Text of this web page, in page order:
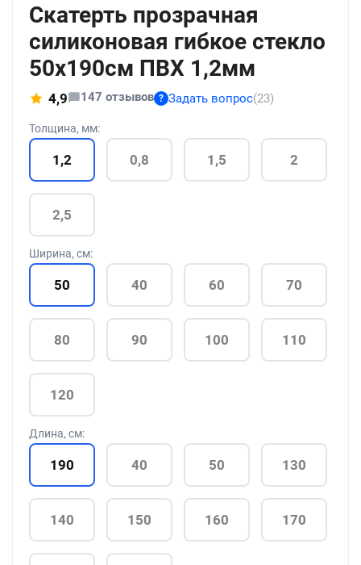
Скатерть прозрачная
силиконовая гибкое стекло
50x190см ПВХ 1,2мм
4,9 147 отзывов ? Задать вопрос(23)
Толщина, мм:
1,2 0,8 1,5 2
2,5
Ширина, см:
50 40 60 70
80 90 100 110
120
Длина, см:
190 40 50 130
140 150 160 170